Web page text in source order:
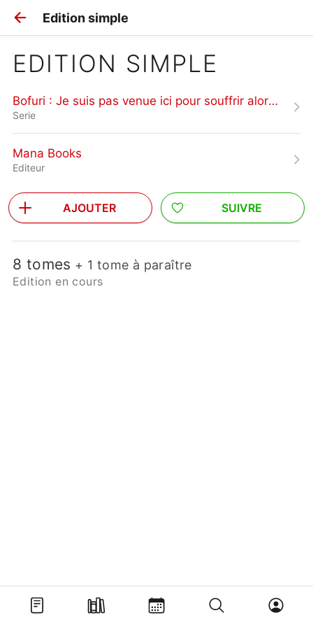
Edition simple
EDITION SIMPLE
Bofuri : Je suis pas venue ici pour souffrir alors j'ai tout mis en défense
Serie
Mana Books
Editeur
AJOUTER SUIVRE
8 tomes + 1 tome à paraître
Edition en cours